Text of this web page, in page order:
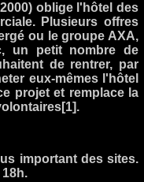
oblige l'hôtel des
Plusieurs offres
ou le groupe AXA,
un petit nombre de
de rentrer, par
eux-mêmes l'hôtel
projet et remplace la
important des sites.